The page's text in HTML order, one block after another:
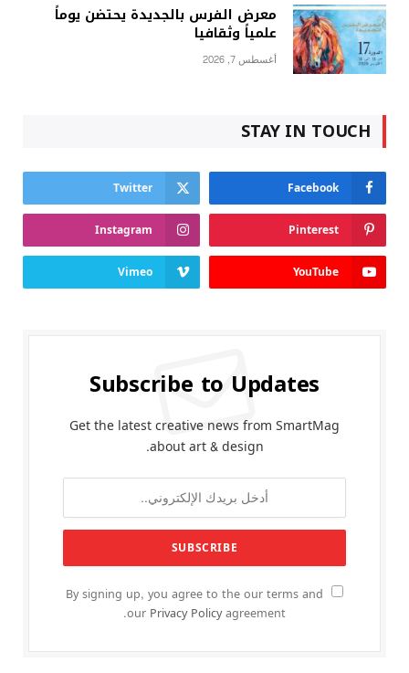
معرض الفرس بالجديدة يحتضن يوماً
علمياً وثقافيا
أغسطس 7, 2026
STAY IN TOUCH
Facebook
Twitter
Pinterest
Instagram
YouTube
Vimeo
Subscribe to Updates
Get the latest creative news from SmartMag
about art & design.
By signing up, you agree to the our terms and
our Privacy Policyagreement.